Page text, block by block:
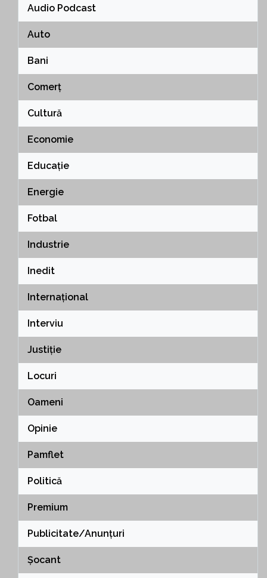
Audio Podcast
Auto
Bani
Comerț
Cultură
Economie
Educație
Energie
Fotbal
Industrie
Inedit
Internațional
Interviu
Justiție
Locuri
Oameni
Opinie
Pamflet
Politică
Premium
Publicitate/Anunțuri
Șocant